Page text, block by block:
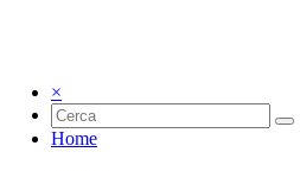
×
Home